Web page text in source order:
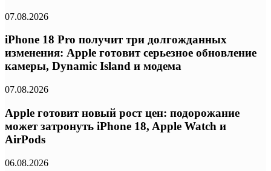
07.08.2026
iPhone 18 Pro получит три долгожданных
изменения: Apple готовит серьезное обновление
камеры, Dynamic Island и модема
07.08.2026
Apple готовит новый рост цен: подорожание
может затронуть iPhone 18, Apple Watch и
AirPods
06.08.2026